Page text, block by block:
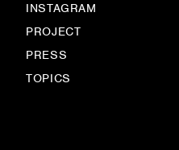
INSTAGRAM
PROJECT
PRESS
TOPICS